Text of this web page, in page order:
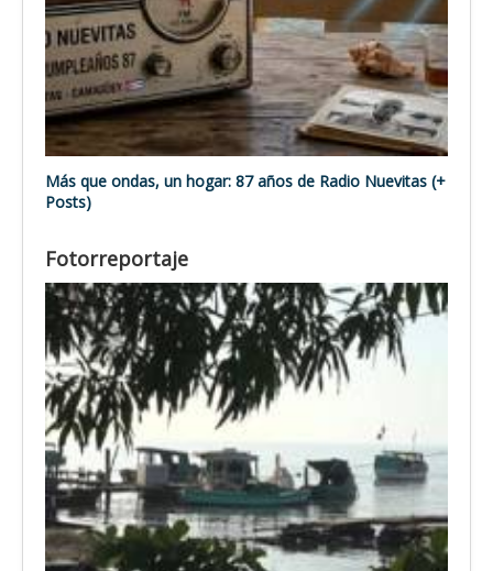
Más que ondas, un hogar: 87 años de Radio Nuevitas (+
Posts)
Fotorreportaje